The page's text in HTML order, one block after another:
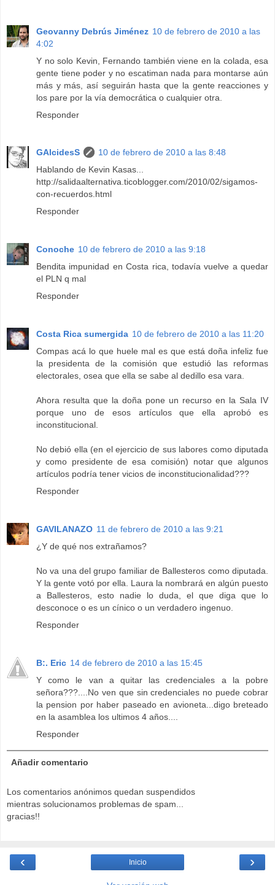
Geovanny Debrús Jiménez 10 de febrero de 2010 a las
4:02
Y no solo Kevin, Fernando también viene en la colada, esa
gente tiene poder y no escatiman nada para montarse aún
más y más, así seguirán hasta que la gente reacciones y
los pare por la vía democrática o cualquier otra.
Responder
GAlcidesS
10 de febrero de 2010 a las 8:48
Hablando de Kevin Kasas...
http://salidaalternativa.ticoblogger.com/2010/02/sigamos-
con-recuerdos.html
Responder
Conoche 10 de febrero de 2010 a las 9:18
Bendita impunidad en Costa rica, todavía vuelve a quedar
el PLN q mal
Responder
Costa Rica sumergida 10 de febrero de 2010 a las 11:20
Compas acá lo que huele mal es que está doña infeliz fue
la presidenta de la comisión que estudió las reformas
electorales, osea que ella se sabe al dedillo esa vara.
Ahora resulta que la doña pone un recurso en la Sala IV
porque uno de esos artículos que ella aprobó es
inconstitucional.
No debió ella (en el ejercicio de sus labores como diputada
y como presidente de esa comisión) notar que algunos
artículos podría tener vicios de inconstitucionalidad???
Responder
GAVILANAZO 11 de febrero de 2010 a las 9:21
¿Y de qué nos extrañamos?
No va una del grupo familiar de Ballesteros como diputada.
Y la gente votó por ella. Laura la nombrará en algún puesto
a Ballesteros, esto nadie lo duda, el que diga que lo
desconoce o es un cínico o un verdadero ingenuo.
Responder
B:. Eric 14 de febrero de 2010 a las 15:45
Y como le van a quitar las credenciales a la pobre
señora???....No ven que sin credenciales no puede cobrar
la pension por haber paseado en avioneta...digo breteado
en la asamblea los ultimos 4 años....
Responder
Añadir comentario
Los comentarios anónimos quedan suspendidos
mientras solucionamos problemas de spam...
gracias!!
‹ ›
Inicio